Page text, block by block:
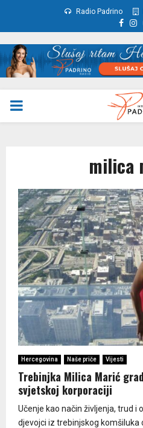
Radio Padrino
PRIMARY
milica
Hercegovina Naše priče Vijesti
Trebinjka Milica Marić
svjetskoj korporaciji
Učenje kao način življenja, trud i
djevojci iz trebinjskog komšiluka